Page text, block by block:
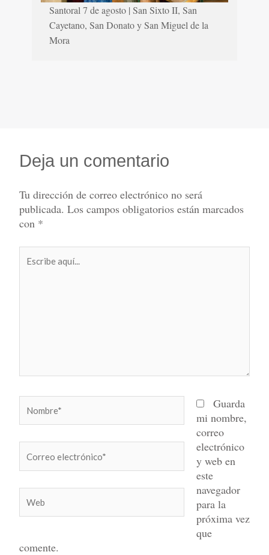
Santoral 7 de agosto | San Sixto II, San
Cayetano, San Donato y San Miguel de la
Mora
Deja un comentario
Tu dirección de correo electrónico no será
publicada. Los campos obligatorios están marcados
con *
aquí...
electrónico*
Guarda
mi nombre,
correo
electrónico
y web en
este
navegador
para la
próxima vez
que
comente.